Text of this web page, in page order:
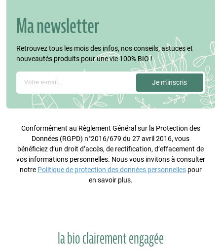
Ma newsletter
Retrouvez tous les mois des infos, nos conseils, astuces et
nouveautés produits pour une vie 100% BIO !
Conformément au Règlement Général sur la Protection des
Données (RGPD) n°2016/679 du 27 avril 2016, vous
bénéficiez d’un droit d’accès, de rectification, d’effacement de
vos informations personnelles. Nous vous invitons à consulter
notre Politique de protection des données personnellespour
en savoir plus.
la bio clairement engagée